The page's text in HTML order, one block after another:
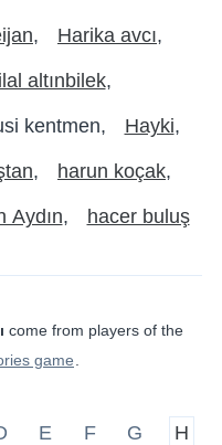
Harika avcı
altınbilek
kentmen Hayki
harun koçak
Aydın hacer buluş
come from players of the
game
E F G
H